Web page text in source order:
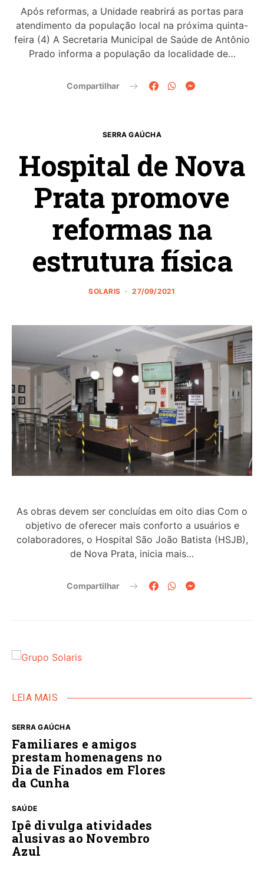
Após reformas, a Unidade reabrirá as portas para
atendimento da população local na próxima quinta-
feira (4) A Secretaria Municipal de Saúde de Antônio
Prado informa a população da localidade de…
Compartilhar
SERRA GAÚCHA
Hospital de Nova
Prata promove
reformas na
estrutura física
SOLARIS 27/09/2021
As obras devem ser concluídas em oito dias Com o
objetivo de oferecer mais conforto a usuários e
colaboradores, o Hospital São João Batista (HSJB),
de Nova Prata, inicia mais…
Compartilhar
LEIA MAIS
SERRA GAÚCHA
Familiares e amigos
prestam homenagens no
Dia de Finados em Flores
da Cunha
SAÚDE
Ipê divulga atividades
alusivas ao Novembro
Azul